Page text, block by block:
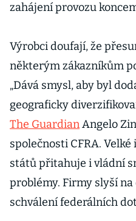
zahájení provozu
Výrobci doufají, že
některým zákazníkům
„Dává smysl, aby byl
geograficky
The GuardianAngelo
společnosti CFRA.
států přitahuje i vládní
problémy. Firmy slyší
schválení federálních